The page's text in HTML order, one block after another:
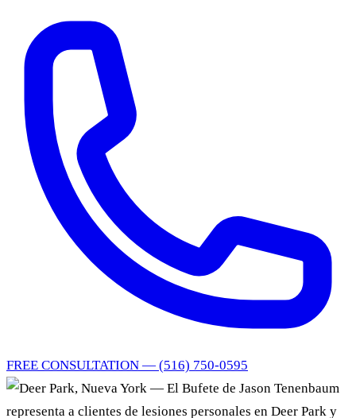
FREE CONSULTATION — (516) 750-0595
Saltar al contenido principal